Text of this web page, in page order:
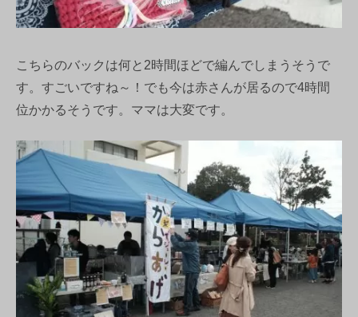
こちらのバックは何と2時間ほどで編んでしまうそうで
す。すごいですね～！でも今は赤さんが居るので4時間
位かかるそうです。ママは大変です。